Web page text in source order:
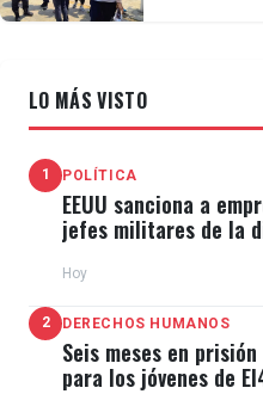
LO MÁS VISTO
1 POLÍTICA
EEUU sanciona a
jefes militares de la
Hoy
2 DERECHOS HUMANOS
Seis meses en
para los jóvenes de